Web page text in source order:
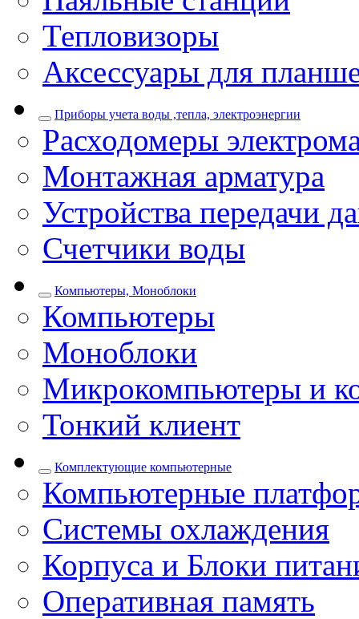
Тепловизоры
Аксессуары для
Приборы учета воды ,тепла, электроэнергии
Расходомеры
Монтажная арматура
Устройства передачи
Счетчики воды
Компьютеры, Моноблоки
Компьютеры
Моноблоки
Микрокомпьютеры и
Тонкий клиент
Комплектующие компьютерные
Компьютерные
Системы охлаждения
Корпуса и Блоки
Оперативная память